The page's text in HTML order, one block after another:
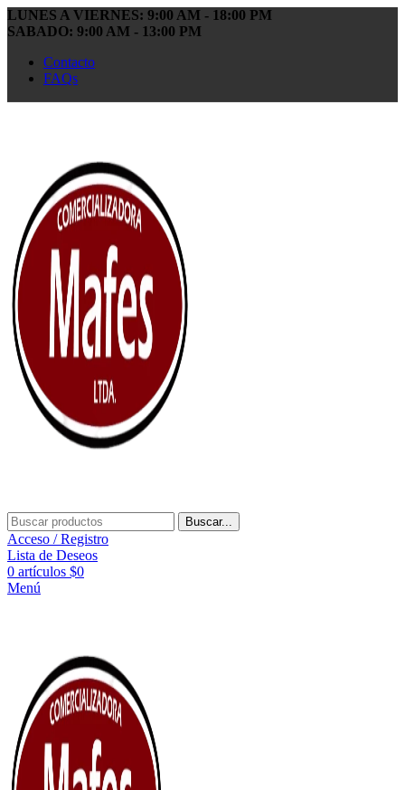
LUNES A VIERNES: 9:00 AM - 18:00 PM
SABADO: 9:00 AM - 13:00 PM
Contacto
FAQs
Buscar...
Acceso / Registro
Lista de Deseos
0 artículos $0
Menú